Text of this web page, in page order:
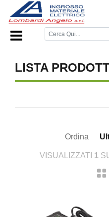
Home Page/DESANTIS///
LISTA
Ordina
VISUALIZZATI 1